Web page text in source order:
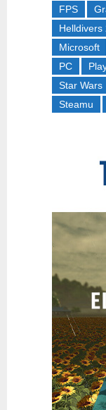
FPS
Helldivers
Microsoft
PC
Star Wars
Steamu